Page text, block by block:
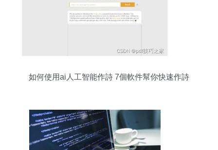
如何使用ai人工智能作詩 7個軟件幫你快速作詩